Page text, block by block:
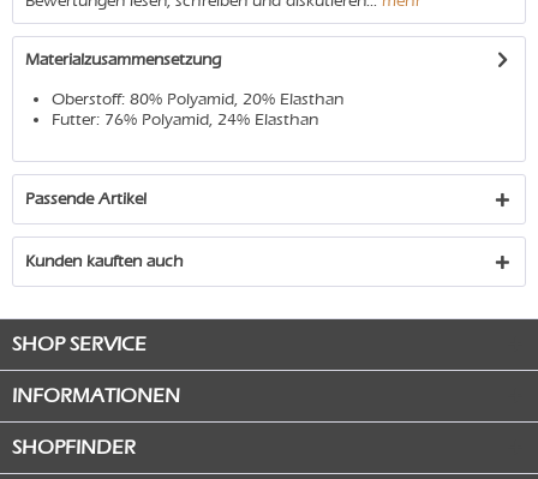
Materialzusammensetzung
Oberstoff: 80% Polyamid, 20% Elasthan
Futter: 76% Polyamid, 24% Elasthan
Passende Artikel
Kunden kauften auch
SHOP SERVICE
INFORMATIONEN
SHOPFINDER